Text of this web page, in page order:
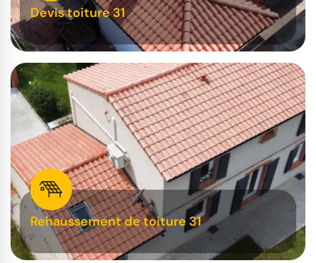
Devis toiture 31
Rehaussement de toiture 31